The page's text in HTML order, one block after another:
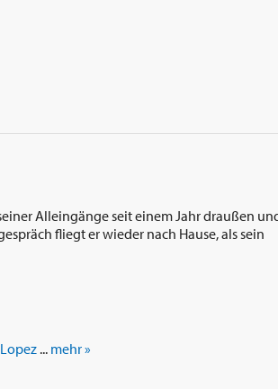
Alleingänge seit einem Jahr draußen
fliegt er wieder nach Hause, als sein
... mehr »